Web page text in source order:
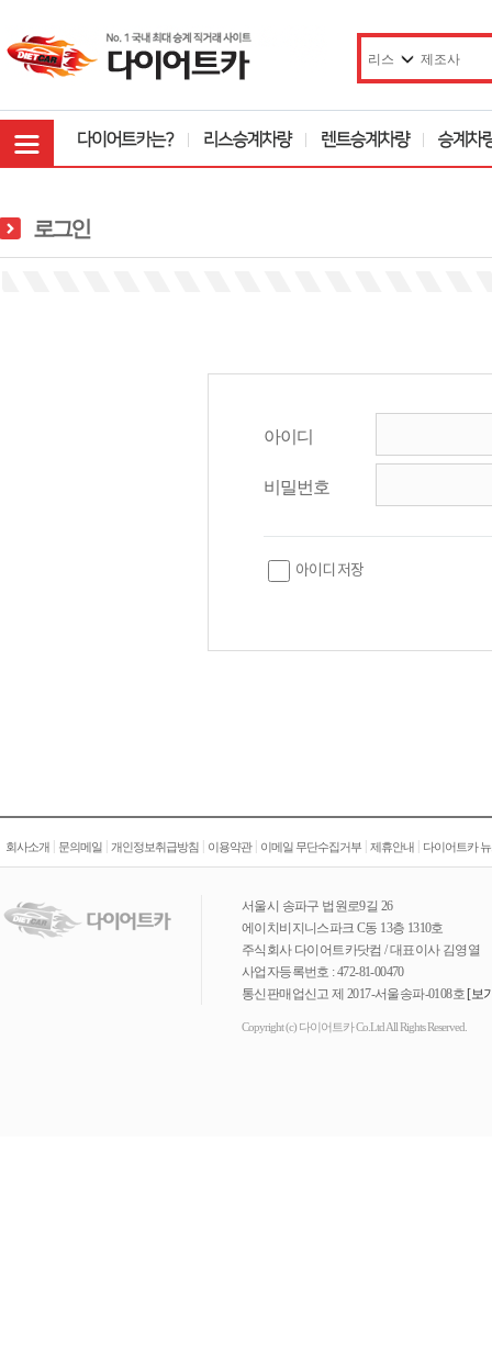
로그인
아이디
비밀번호
아이디 저장
회사소개 문의메일 개인정보취급방침 이용약관| 이메일 무단수집거부 제휴안내 다이어트카
서울시 송파구 법원로9길 26
에이치비지니스파크 C동 13층 1310호
주식회사 다이어트카닷컴 / 대표이사 김영열
사업자등록번호 : 472-81-00470
통신판매업신고 제 2017-서울송파-0108호 [보
Copyright (c) 다이어트카 Co.Ltd All Rights Reserved.